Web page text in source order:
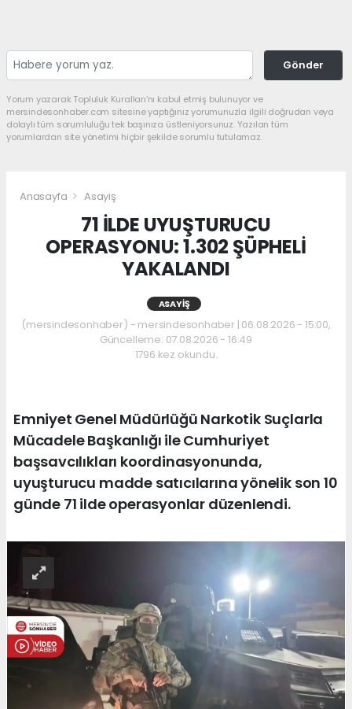
Gönder
Yorum yazarak Topluluk Kuralları’nı kabul etmiş bulunuyor ve
mersindesonhaber.com sitesine yaptığınız yorumunuzla ilgili doğrudan veya
dolaylı tüm sorumluluğu tek başınıza üstleniyorsunuz. Yazılan tüm
yorumlardan site yönetimi hiçbir şekilde sorumlu tutulamaz.
Anasayfa Asayiş
71 İLDE UYUŞTURUCU
OPERASYONU: 1.302 ŞÜPHELİ
YAKALANDI
ASAYIŞ
(mersindesonhaber) - mersindesonhaber | 06.08.2026 - 15:00,
Güncelleme: 07.08.2026 - 16:49
1796 kez okundu.
Emniyet Genel Müdürlüğü Narkotik Suçlarla
Mücadele Başkanlığı ile Cumhuriyet
başsavcılıkları koordinasyonunda,
uyuşturucu madde satıcılarına yönelik son 10
günde 71 ilde operasyonlar düzenlendi.